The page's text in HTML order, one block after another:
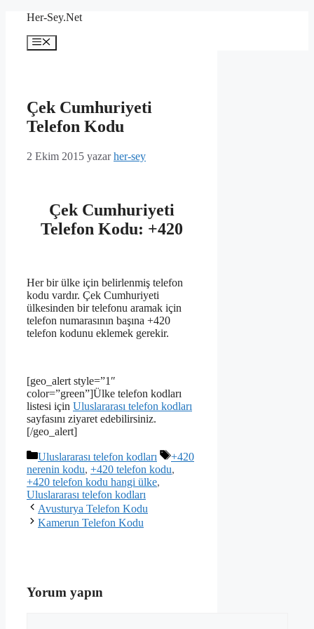
İçeriğeHer-Sey.Net
Menü
Çek Cumhuriyeti
Telefon Kodu
2 Ekim 2015 yazarher-sey
Çek Cumhuriyeti
Telefon Kodu: +420
Her bir ülke için belirlenmiş telefon
kodu vardır. Çek Cumhuriyeti
ülkesinden bir telefonu aramak için
telefon numarasının başına +420
telefon kodunu eklemek gerekir.
[geo_alert style=”1″
color=”green”]Ülke telefon kodları
listesi için Uluslararası telefon kodları
sayfasını ziyaret edebilirsiniz.
[/geo_alert]
Kategoriler
Uluslararası telefon kodları Etiketler
+420
nerenin kodu, +420 telefon kodu,
+420 telefon kodu hangi ülke,
Uluslararası telefon kodları
Avusturya Telefon Kodu
Kamerun Telefon Kodu
Yorum yapın